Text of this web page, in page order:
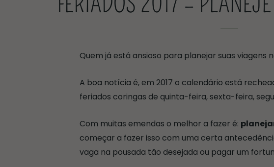
Quem já está ansioso para planejar suas viagens
A boa notícia é, em 2017 o calendário está
feriados coringas de quinta-feira, sexta-feira,
Com muitas emendas o melhor a fazer é:
começar a fazer isso com uma certa
vaga na pousada tão desejada ou pagar um